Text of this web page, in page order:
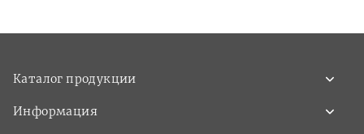
Каталог продукции
Информация